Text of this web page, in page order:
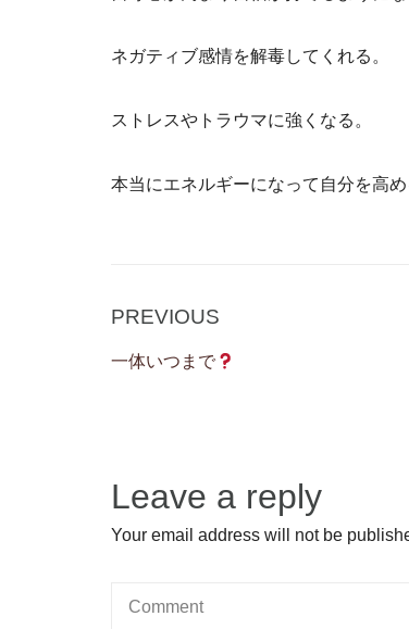
ネガティブ感情を解毒してくれる。
ストレスやトラウマに強くなる。
本当にエネルギーになって自分を高
Post
Previous
PREVIOUS
一体いつまで
Leave a reply
Your email address will not be